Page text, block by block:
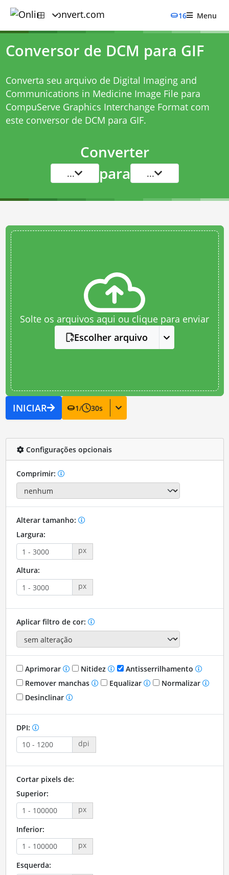
16 Menu
Conversor de DCM para GIF
Converta seu arquivo de Digital Imaging and
Communications in Medicine Image File para
CompuServe Graphics Interchange Format com
este conversor de DCM para GIF.
Converter
... para ...
Solte os arquivos aqui ou clique para enviar
Escolher arquivo
INICIAR 1/ 30s
Configurações opcionais
Comprimir:
Alterar tamanho:
Largura:
px
Altura:
px
Aplicar filtro de cor:
Aprimorar Nitidez
Antisserrilhamento
Remover manchas
Equalizar
Normalizar
Desinclinar
DPI:
dpi
Cortar pixels de:
Superior:
px
Inferior:
px
Esquerda: